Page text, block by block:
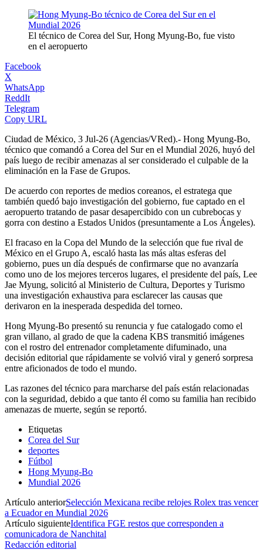
El técnico de Corea del Sur, Hong Myung-Bo, fue visto
en el aeropuerto
Facebook
X
WhatsApp
ReddIt
Telegram
Copy URL
Ciudad de México, 3 Jul-26 (Agencias/VRed).- Hong Myung-Bo,
técnico que comandó a Corea del Sur en el Mundial 2026, huyó del
país luego de recibir amenazas al ser considerado el culpable de la
eliminación en la Fase de Grupos.
De acuerdo con reportes de medios coreanos, el estratega que
también quedó bajo investigación del gobierno, fue captado en el
aeropuerto tratando de pasar desapercibido con un cubrebocas y
gorra con destino a Estados Unidos (presuntamente a Los Ángeles).
El fracaso en la Copa del Mundo de la selección que fue rival de
México en el Grupo A, escaló hasta las más altas esferas del
gobierno, pues un día después de confirmarse que no avanzaría
como uno de los mejores terceros lugares, el presidente del país, Lee
Jae Myung, solicitó al Ministerio de Cultura, Deportes y Turismo
una investigación exhaustiva para esclarecer las causas que
derivaron en la inesperada despedida del torneo.
Hong Myung-Bo presentó su renuncia y fue catalogado como el
gran villano, al grado de que la cadena KBS transmitió imágenes
con el rostro del entrenador completamente difuminado, una
decisión editorial que rápidamente se volvió viral y generó sorpresa
entre aficionados de todo el mundo.
Las razones del técnico para marcharse del país están relacionadas
con la seguridad, debido a que tanto él como su familia han recibido
amenazas de muerte, según se reportó.
Etiquetas
Corea del Sur
deportes
Fútbol
Hong Myung-Bo
Mundial 2026
Artículo anteriorSelección Mexicana recibe relojes Rolex tras vencer
a Ecuador en Mundial 2026
Artículo siguienteIdentifica FGE restos que corresponden a
comunicadora de Nanchital
Redacción editorial